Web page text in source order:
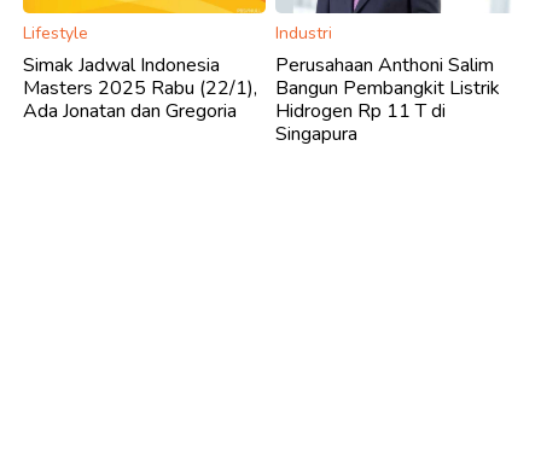
Lifestyle
Simak Jadwal Indonesia
Masters 2025 Rabu (22/1),
Ada Jonatan dan Gregoria
Industri
Perusahaan Anthoni Salim
Bangun Pembangkit Listrik
Hidrogen Rp 11 T di
Singapura